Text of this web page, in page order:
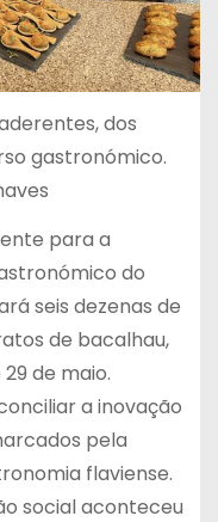
dos
gastronómico.
para a
do
seis dezenas de
de bacalhau,
de maio.
a inovação
pela
flaviense.
social aconteceu